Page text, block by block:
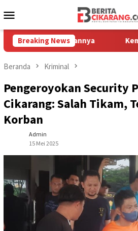
ke
Mobile
Breaking News Kemarau Kian
Beranda Kriminal
Pengeroyokan Security
Cikarang: Salah Tikam,
Korban
Admin
15 Mei 2025